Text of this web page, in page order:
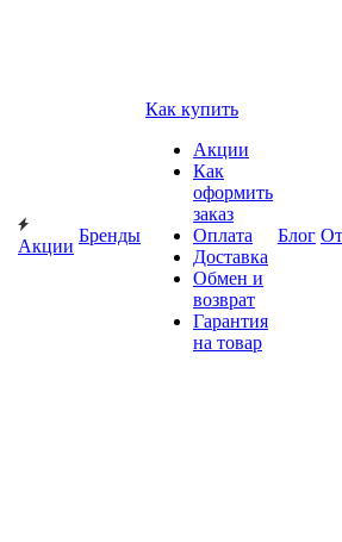
Акции
Бренды
Как купить
Акции
Как
оформить
заказ
Оплата
Доставка
Обмен и
возврат
Гарантия
на товар
Блог